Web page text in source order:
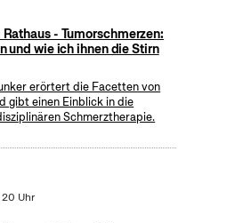
- Tumorschmerzen:
und wie ich ihnen die Stirn
erörtert die Facetten von
gibt einen Einblick in die
Schmerztherapie.
Uhr